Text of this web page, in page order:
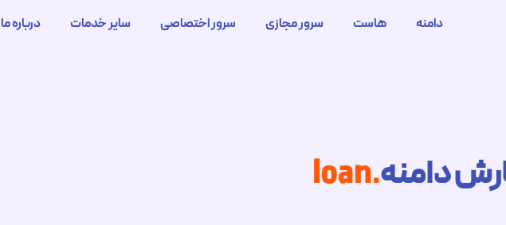
دامنه هاست سرور مجازی سرور اختصاصی سایر خدمات درباره ما
دامنه.loan